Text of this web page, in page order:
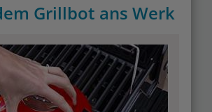
Grillbot ans Werk